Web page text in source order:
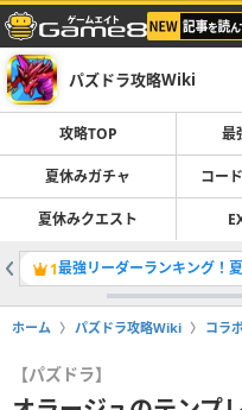
パズドラ攻略Wiki
攻略TOP 最
夏休みガチャ コー
夏休みクエスト
1最強リーダーランキング！
ホーム パズドラ攻略Wiki コラ
【パズドラ】